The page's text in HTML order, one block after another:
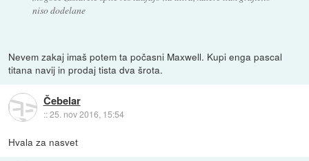
niso dodelane
Nevem zakaj imaš potem ta počasni Maxwell. Kupi enga pascal
titana navij in prodaj tista dva šrota.
Čebelar
::25. nov 2016, 15:54
Hvala za nasvet